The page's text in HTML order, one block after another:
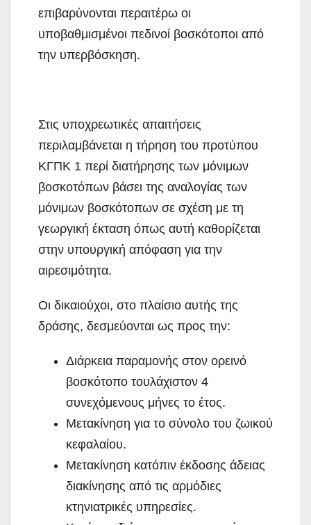
επιβαρύνονται περαιτέρω οι
υποβαθμισμένοι πεδινοί βοσκότοποι από
την υπερβόσκηση.
Στις υποχρεωτικές απαιτήσεις
περιλαμβάνεται η τήρηση του προτύπου
ΚΓΠΚ 1 περί διατήρησης των μόνιμων
βοσκοτόπων βάσει της αναλογίας των
μόνιμων βοσκότοπων σε σχέση με τη
γεωργική έκταση όπως αυτή καθορίζεται
στην υπουργική απόφαση για την
αιρεσιμότητα.
Οι δικαιούχοι, στο πλαίσιο αυτής της
δράσης, δεσμεύονται ως προς την:
Διάρκεια παραμονής στον ορεινό
βοσκότοπο τουλάχιστον 4
συνεχόμενους μήνες το έτος.
Μετακίνηση για το σύνολο του ζωικού
κεφαλαίου.
Μετακίνηση κατόπιν έκδοσης άδειας
διακίνησης από τις αρμόδιες
κτηνιατρικές υπηρεσίες.